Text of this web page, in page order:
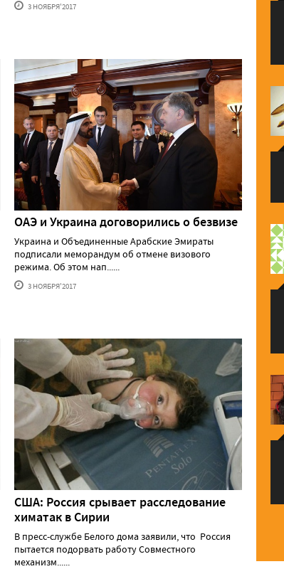
3 НОЯБРЯ'2017
ОАЭ и Украина договорились о безвизе
Украина и Объединенные Арабские Эмираты
подписали меморандум об отмене визового
режима. Об этом нап......
3 НОЯБРЯ'2017
США: Россия срывает расследование
химатак в Сирии
В пресс-службе Белого дома заявили, что Россия
пытается подорвать работу Совместного
механизм......